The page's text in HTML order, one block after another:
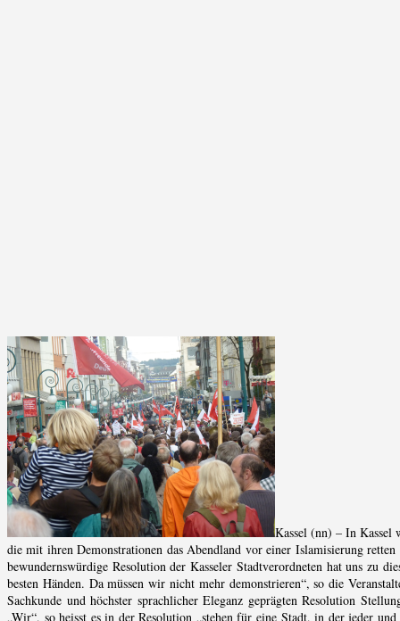
Kassel (nn) – In Kassel
die mit ihren Demonstrationen das Abendland vor einer Islamisierung
bewundernswürdige Resolution der Kasseler Stadtverordneten hat uns zu
besten Händen. Da müssen wir nicht mehr demonstrieren“, so die
Sachkunde und höchster sprachlicher Eleganz geprägten Resolution
„Wir“, so heisst es in der Resolution „stehen für eine Stadt, in der jeder